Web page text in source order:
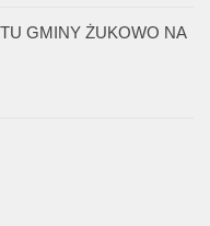
GMINY ŻUKOWO NA